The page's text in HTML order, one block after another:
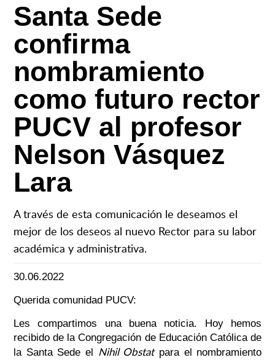
Santa Sede
confirma
nombramiento
como futuro rector
PUCV al profesor
Nelson Vásquez
Lara
A través de esta comunicación le deseamos el
mejor de los deseos al nuevo Rector para su labor
académica y administrativa.
30.06.2022
Querida comunidad PUCV:
Les compartimos una buena noticia. Hoy hemos
recibido de la Congregación de Educación Católica de
la Santa Sede el Nihil Obstatpara el nombramiento